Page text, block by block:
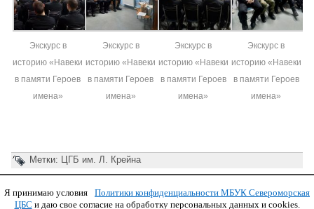
Экскурс в
историю «Навеки
в памяти Героев
имена»
Экскурс в
историю «Навеки
в памяти Героев
имена»
Экскурс в
историю «Навеки
в памяти Героев
имена»
Экскурс в
историю «Навеки
в памяти Героев
имена»
Метки: ЦГБ им. Л. Крейна
Copyright © 2011 МБУК СЦБС
Я принимаю условия
Политики конфиденциальности МБУК Североморская
ЦБС и даю свое согласие на обработку персональных данных и cookies.